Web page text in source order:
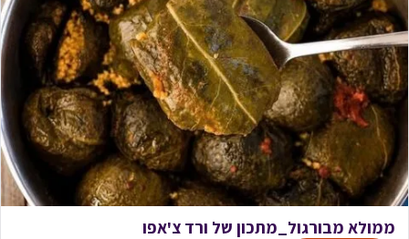
ממולא מבורגול_מתכון של ורד צ'אפו